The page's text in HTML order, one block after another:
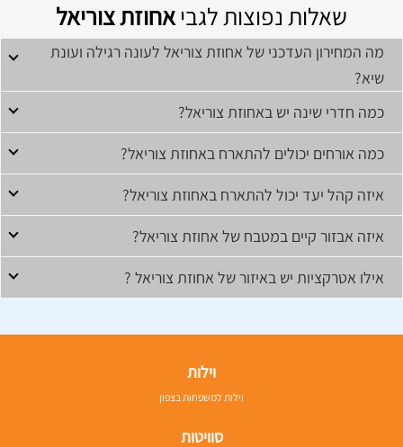
שאלות נפוצות לגביאחוזת צוריאל
מה המחירון העדכני של אחוזת צוריאל לעונה רגילה ועונת
שיא?
כמה חדרי שינה יש באחוזת צוריאל?
כמה אורחים יכולים להתארח באחוזת צוריאל?
איזה קהל יעד יכול להתארח באחוזת צוריאל?
איזה אבזור קיים במטבח של אחוזת צוריאל?
אילו אטרקציות יש באיזור של אחוזת צוריאל ?
וילות
וילות למשפחות בצפון
סוויטות